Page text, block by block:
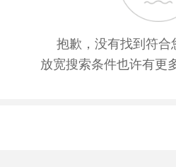
抱歉，没有找到符合
放宽搜索条件也许有更